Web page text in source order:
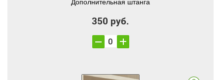
350 руб.